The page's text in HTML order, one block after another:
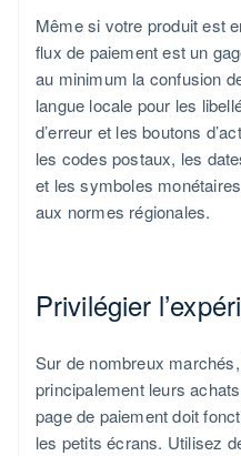
Même si votre produit est
flux de paiement est un
au minimum la confusion
langue locale pour les
d’erreur et les boutons
les codes postaux, les
et les symboles
aux normes régionales.
Privilégier
Sur de nombreux
principalement leurs
page de paiement doit
les petits écrans. Utilisez